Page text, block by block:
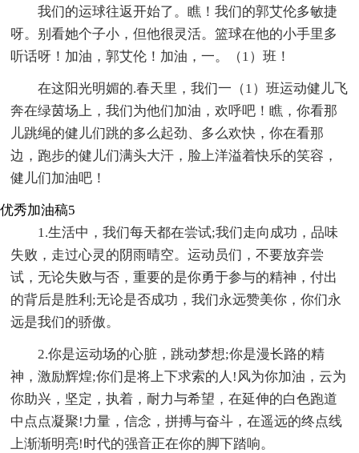
我们的运球往返开始了。瞧！我们的郭艾伦多敏捷
呀。别看她个子小，但他很灵活。篮球在他的小手里多
听话呀！加油，郭艾伦！加油，一。（1）班！
在这阳光明媚的.春天里，我们一（1）班运动健儿飞
奔在绿茵场上，我们为他们加油，欢呼吧！瞧，你看那
儿跳绳的健儿们跳的多么起劲、多么欢快，你在看那
边，跑步的健儿们满头大汗，脸上洋溢着快乐的笑容，
健儿们加油吧！
优秀加油稿5
1.生活中，我们每天都在尝试;我们走向成功，品味
失败，走过心灵的阴雨晴空。运动员们，不要放弃尝
试，无论失败与否，重要的是你勇于参与的精神，付出
的背后是胜利;无论是否成功，我们永远赞美你，你们永
远是我们的骄傲。
2.你是运动场的心脏，跳动梦想;你是漫长路的精
神，激励辉煌;你们是将上下求索的人!风为你加油，云为
你助兴，坚定，执着，耐力与希望，在延伸的白色跑道
中点点凝聚!力量，信念，拼搏与奋斗，在遥远的终点线
上渐渐明亮!时代的强音正在你的脚下踏响。